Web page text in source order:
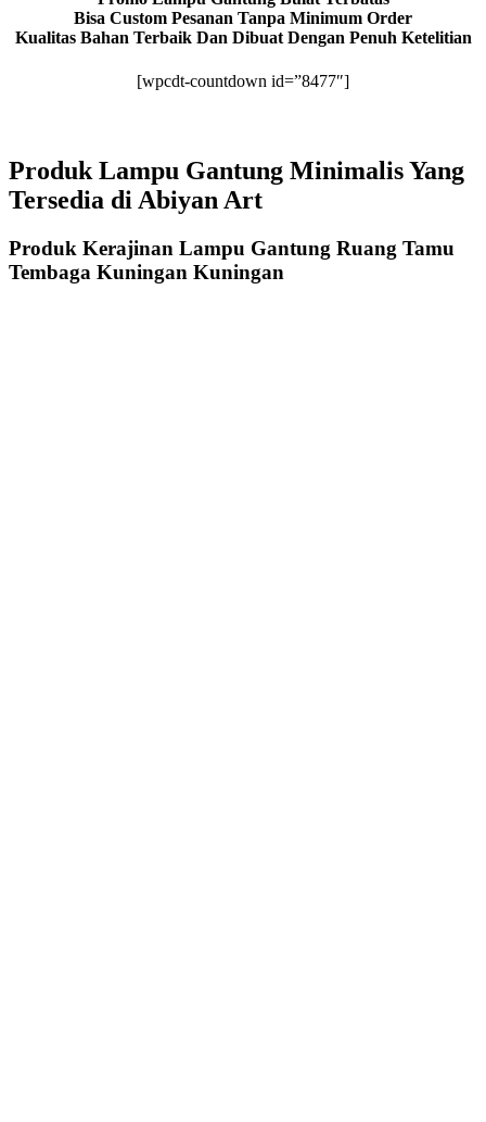
Bisa Custom Pesanan Tanpa Minimum Order
Kualitas Bahan Terbaik Dan Dibuat Dengan Penuh Ketelitian
[wpcdt-countdown id=”8477″]
Produk Lampu Gantung Minimalis Yang
Tersedia di Abiyan Art
Produk Kerajinan Lampu Gantung Ruang Tamu
Tembaga Kuningan Kuningan